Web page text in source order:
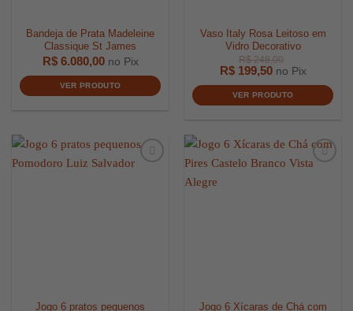
Bandeja de Prata Madeleine
Classique St James
R$6.080,00 no Pix
VER PRODUTO
Vaso Italy Rosa Leitoso em
Vidro Decorativo
R$199,50 no Pix
VER PRODUTO
Jogo 6 pratos pequenos Jogo 6 Xícaras de Chá com